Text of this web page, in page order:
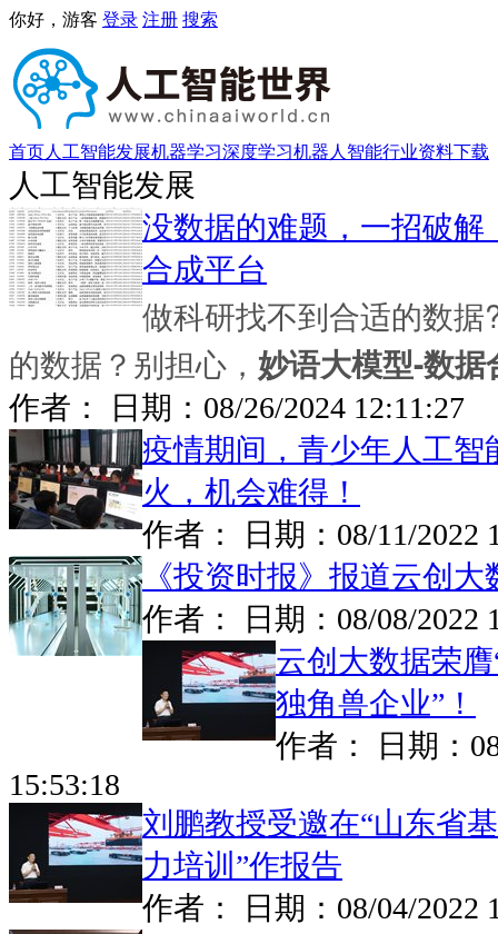
你好，游客 登录 注册 搜索
首页人工智能发展机器学习深度学习机器人 智能行业资料下载
人工智能发展
没数据的难题，一招破
合成平台
做科研找不到合适的数
的数据？别担心， 妙语大模型-数据
作者： 日期： 08/26/2024 12:11:27
疫情期间，青少年人工
火，机会难得！
作者： 日期： 08/11/2022
《投资时报》报道云创
作者： 日期： 08/08/2022
云创大数据荣
独角兽企业”！
作者： 日期：
15:53:18
刘鹏教授受邀在“山东省
力培训”作报告
作者： 日期： 08/04/2022